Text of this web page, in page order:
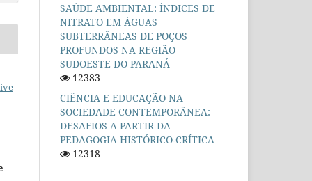
SAÚDE AMBIENTAL: ÍNDICES DE
NITRATO EM ÁGUAS
SUBTERRÂNEAS DE POÇOS
PROFUNDOS NA REGIÃO
SUDOESTE DO PARANÁ
12383
CIÊNCIA E EDUCAÇÃO NA
SOCIEDADE CONTEMPORÂNEA:
DESAFIOS A PARTIR DA
PEDAGOGIA HISTÓRICO-CRÍTICA
12318